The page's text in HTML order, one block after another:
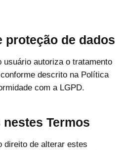
proteção de dados
autoriza o tratamento
descrito na Política
com a LGPD.
Termos
direito de alterar estes